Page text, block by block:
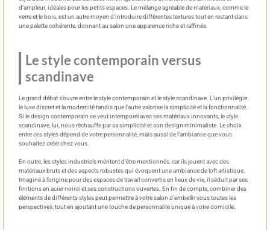
d’ampleur, idéales pour les petits espaces. Le mélange agréable de matériaux, comme le
verre et le bois, est un autre moyen d’introduire différentes textures tout en restant dans
une palette cohérente, donnant au salon une apparence riche et raffinée.
Le style contemporain versus
scandinave
Le grand débat s’ouvre entre le style contemporain et le style scandinave. L’un privilégie
le luxe discret et la modernité tandis que l’autre valorise la simplicité et la fonctionnalité.
Si le design contemporain se veut intemporel avec ses matériaux innovants, le style
scandinave, lui, nous réchauffe par sa simplicité et son design minimaliste. Le choix
entre ces styles dépend de votre personnalité, mais aussi de l’ambiance que vous
souhaitez créer chez vous.
En outre, les styles industriels méritent d’être mentionnés, car ils jouent avec des
matériaux bruts et des aspects robustes qui évoquent une ambiance de loft artistique.
Imaginé à l’origine pour des espaces de travail convertis en lieux de vie, il séduit par ses
finitions en acier noirci et ses constructions ouvertes. En fin de compte, combiner des
éléments de différents styles peut permettre à votre salon d’embellir sous toutes les
perspectives, tout en ajoutant une touche de personnalité unique à votre domicile.